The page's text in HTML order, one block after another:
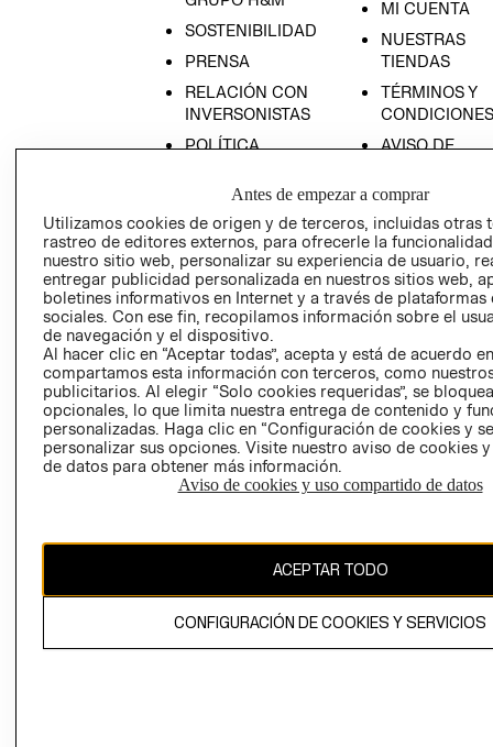
SOSTENIBILIDAD
PRENSA
RELACIÓN CON
INVERSONISTAS
POLÍTICA
MI CUENTA
NUESTRAS
TIENDAS
TÉRMINOS Y
CONDICIONES
AVISO DE
GIFT CARD
AVISO DE
COOKIES
LIBRO DE
Ecuador ($)
El contenido de esta página web está protegido por copyright y es
propiedad de H&M Hennes & Mauritz AB.
RECIÉN NACIDO
NOVEDADES
Antes de empezar a comprar
Utilizamos cookies de origen y de terceros, incluidas otras
rastreo de editores externos, para ofrecerle la
nuestro sitio web, personalizar su experiencia de usuario,
entregar publicidad personalizada en nuestros sitios web,
boletines informativos en Internet y a través de plataformas
sociales. Con ese fin, recopilamos información sobre el
de navegación y el dispositivo.
Al hacer clic en “Aceptar todas”, acepta y está de acuerdo
compartamos esta información con terceros, como
publicitarios. Al elegir “Solo cookies requeridas”, se
opcionales, lo que limita nuestra entrega de contenido y
personalizadas. Haga clic en “Configuración de cookies y
personalizar sus opciones. Visite nuestro aviso de cookies
de datos para obtener más información.
Aviso de cookies y uso compartido de datos
ACEPTAR TODO
CONFIGURACIÓN DE COOKIES Y SERVICIOS